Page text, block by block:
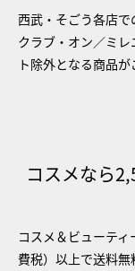
西武・そごう各店
クラブ・オン／ミ
ト除外となる商品が
コスメなら
コスメ＆ビューテ
費税）以上で送料無